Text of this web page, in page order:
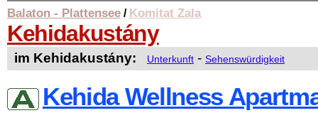
Balaton - Plattensee / Komitat Zala
Kehidakustány
im Kehidakustány: Unterkunft - Sehenswürdigkeit
Kehida Wellness